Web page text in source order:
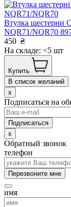
Втулка
NQR71/NQR70
450 ₴
На складе: <5 шт
Купить
В список желаний
x
Подписаться на
x
Обратный звонок
телефон
Перезвоните мне
имя